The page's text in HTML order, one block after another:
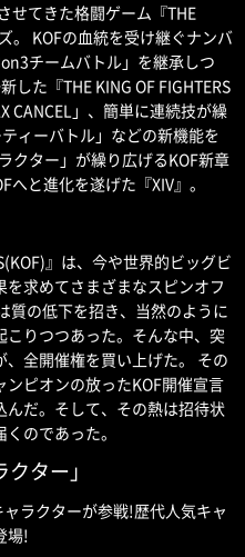
せてきた格闘ゲーム『THE
。 KOFの血統を受け継ぐナンバ
チームバトル」を継承しつ
した『THE KING OF FIGHTERS
CANCEL」、簡単に連続技が繰
ィーバトル」などの新機能を
クター」が繰り広げるKOF新章
と進化を遂げた『XIV』。
』は、今や世界的ビッグビ
求めてさまざまなスピンオフ
質の低下を招き、当然のように
りつつあった。そんな中、突
全開催権を買い上げた。 その
ピオンの放ったKOF開催宣言
だ。そして、その熱は招待状
のであった。
ター」
ラクターが参戦!歴代人気キャ
場!